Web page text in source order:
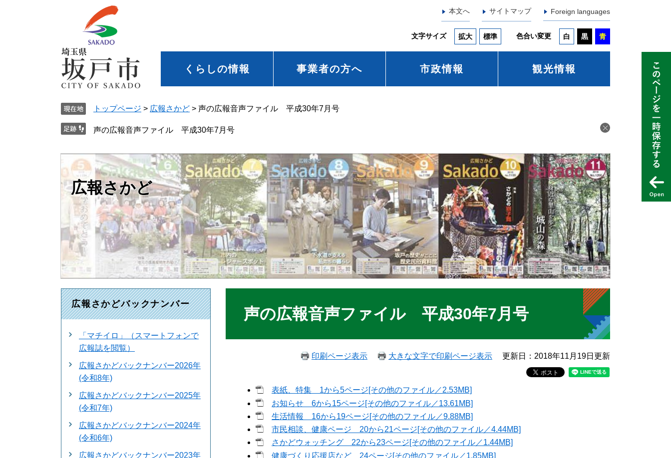
本文へ サイトマップ Foreign languages
文字サイズ 拡大 標準 色合い変更 白 黒 青
くらしの情報 事業者の方へ 市政情報 観光情報
トップページ > 広報さかど > 声の広報音声ファイル 平成30年7月号
声の広報音声ファイル 平成30年7月号
広報さかど
声の広報音声ファイル 平成30年7月号
印刷ページ表示 大きな文字で印刷ページ表示 更新日：2018年11月19日更新
表紙、特集 1から5ページ[その他のファイル／2.53MB]
お知らせ 6から15ページ[その他のファイル／13.61MB]
生活情報 16から19ページ[その他のファイル／9.88MB]
市民相談、健康ページ 20から21ページ[その他のファイル／4.44MB]
さかどウォッチング 22から23ページ[その他のファイル／1.44MB]
健康づくり応援店など 24ページ[その他のファイル／1.85MB]
広報さかどバックナンバー
「マチイロ」（スマートフォンで
広報誌を閲覧）
広報さかどバックナンバー2026年
(令和8年)
広報さかどバックナンバー2025年
(令和7年)
広報さかどバックナンバー2024年
(令和6年)
広報さかどバックナンバー2023年